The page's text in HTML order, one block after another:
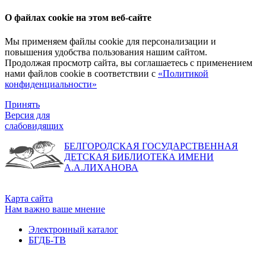
О файлах cookie на этом веб-сайте
Мы применяем файлы cookie для персонализации и
повышения удобства пользования нашим сайтом.
Продолжая просмотр сайта, вы соглашаетесь с применением
нами файлов cookie в соответствии с «Политикой
конфиденциальности»
Принять
Версия для
слабовидящих
БЕЛГОРОДСКАЯ ГОСУДАРСТВЕННАЯ
ДЕТСКАЯ БИБЛИОТЕКА ИМЕНИ
А.А.ЛИХАНОВА
Карта сайта
Нам важно ваше мнение
Электронный каталог
БГДБ-ТВ